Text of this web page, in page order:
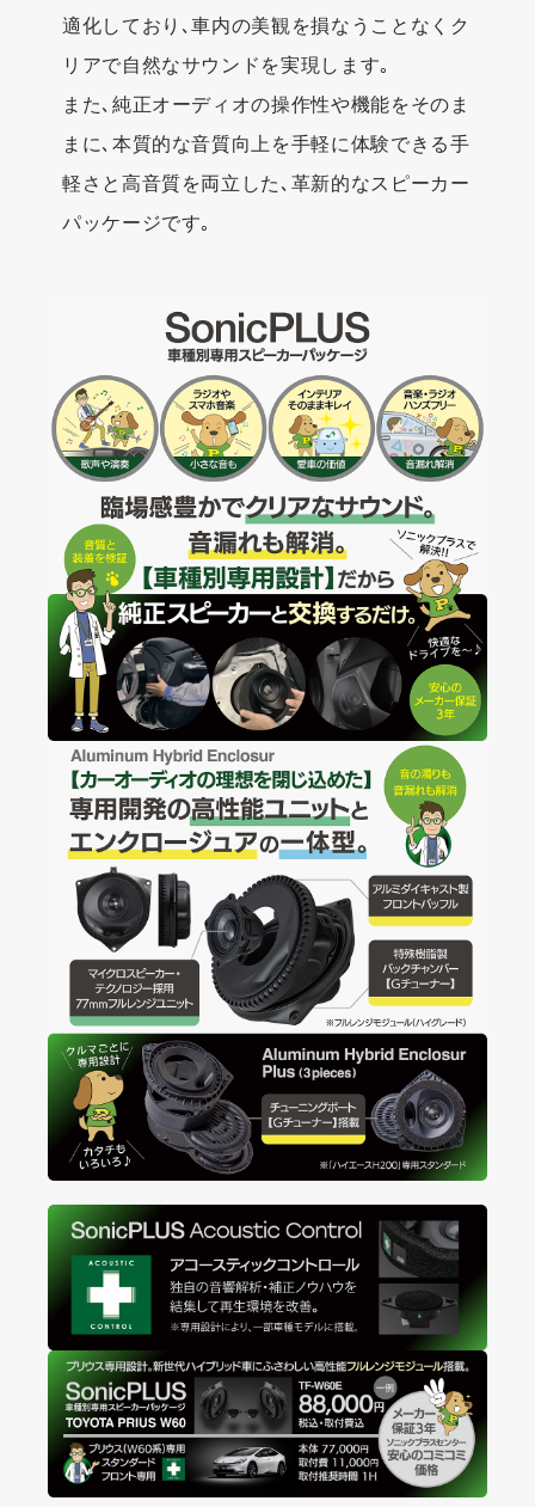
適化しており､車内の美観を損なうことなくク
リアで自然なサウンドを実現します｡
また､純正オーディオの操作性や機能をそのま
まに､本質的な音質向上を手軽に体験できる手
軽さと高音質を両立した､革新的なスピーカー
パッケージです｡